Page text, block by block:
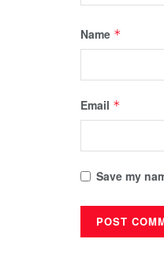
Name *
Email *
Save my